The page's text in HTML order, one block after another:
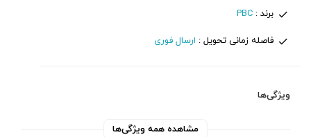
برند :PBC
فاصله زمانی تحویل : ارسال فوری
ویژگی‌ها
مشاهده همه ویژگی‌ها